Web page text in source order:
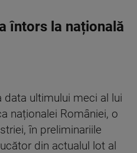
întors la națională
ultimului meci al lui
naționalei României, o
în preliminariile
din actualul lot al